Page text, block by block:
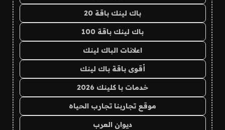
باك لينك باقة 20
باك لينك باقة 100
اعلانات الباك لينك
أقوى باقة باك لينك
خدمات با كلينك 2026
موقع تجاربنا تجارب الحياه
ديوان العرب